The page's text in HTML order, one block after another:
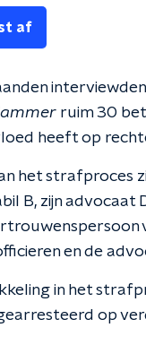
af
ruim 30
heeft op
het strafproces
B, zijn advocaat
en de
in het
gearresteerd op